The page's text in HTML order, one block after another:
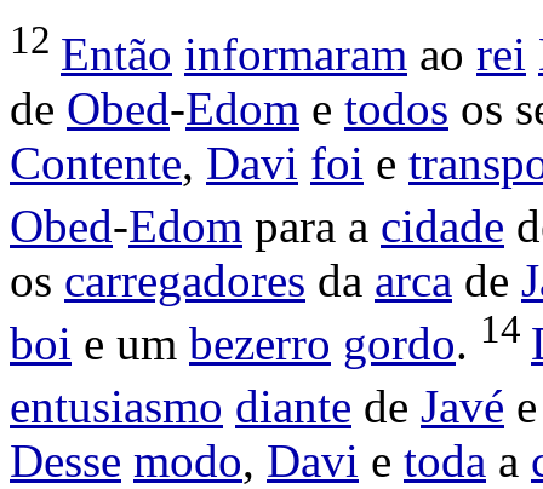
12 Então informaram ao rei
de Obed-Edom e todos os
Contente, Davi foi e
Obed-Edom para a cidade
os carregadores da arca de
boi e um bezerro gordo. 14
entusiasmo diante de Javé
Desse modo, Davi e toda a